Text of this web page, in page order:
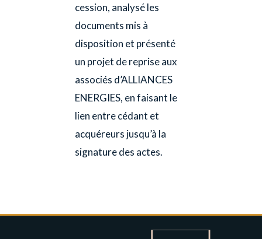
cession, analysé les
documents mis à
disposition et présenté
un projet de reprise aux
associés d’ALLIANCES
ENERGIES, en faisant le
lien entre cédant et
acquéreurs jusqu’à la
signature des actes.